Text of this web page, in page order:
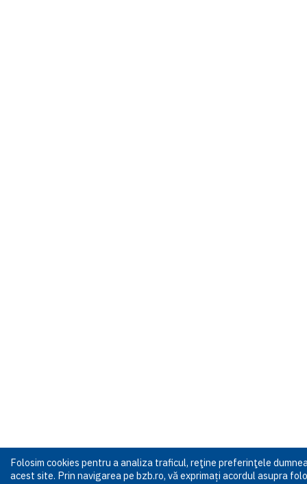
Folosim cookies pentru a analiza traficul, reţine preferinţele
acest site. Prin navigarea pe bzb.ro, vă exprimați acordul asupra